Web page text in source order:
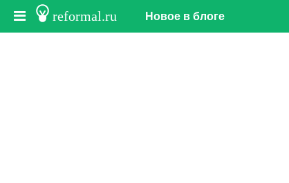
reformal.ru Новое в блоге